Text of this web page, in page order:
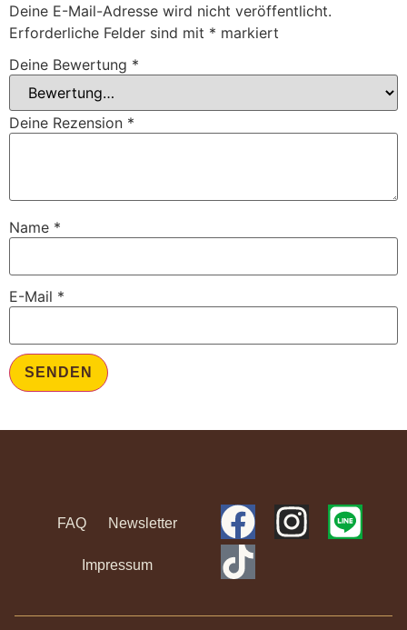
Deine E-Mail-Adresse wird nicht veröffentlicht.
Erforderliche Felder sind mit * markiert
Deine Bewertung *
Deine Rezension *
Name *
E-Mail *
FAQ Newsletter
Impressum